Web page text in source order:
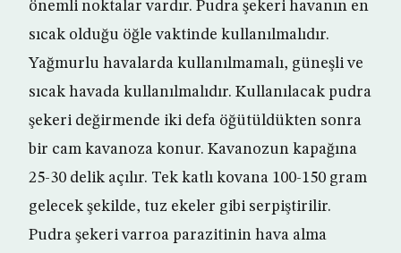
önemli noktalar vardır. Pudra şekeri havanın en
sıcak olduğu öğle vaktinde kullanılmalıdır.
Yağmurlu havalarda kullanılmamalı, güneşli ve
sıcak havada kullanılmalıdır. Kullanılacak pudra
şekeri değirmende iki defa öğütüldükten sonra
bir cam kavanoza konur. Kavanozun kapağına
25-30 delik açılır. Tek katlı kovana 100-150 gram
gelecek şekilde, tuz ekeler gibi serpiştirilir.
Pudra şekeri varroa parazitinin hava alma